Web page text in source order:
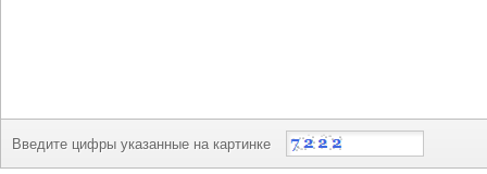
Введите цифры указанные на картинке